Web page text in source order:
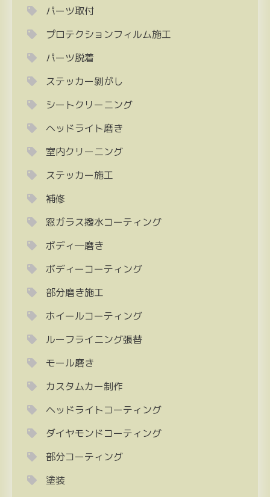
パーツ取付
プロテクションフィルム施工
パーツ脱着
ステッカー剝がし
シートクリーニング
ヘッドライト磨き
室内クリーニング
ステッカー施工
補修
窓ガラス撥水コーティング
ボディ―磨き
ボディーコーティング
部分磨き施工
ホイールコーティング
ルーフライニング張替
モール磨き
カスタムカー制作
ヘッドライトコーティング
ダイヤモンドコーティング
部分コーティング
塗装